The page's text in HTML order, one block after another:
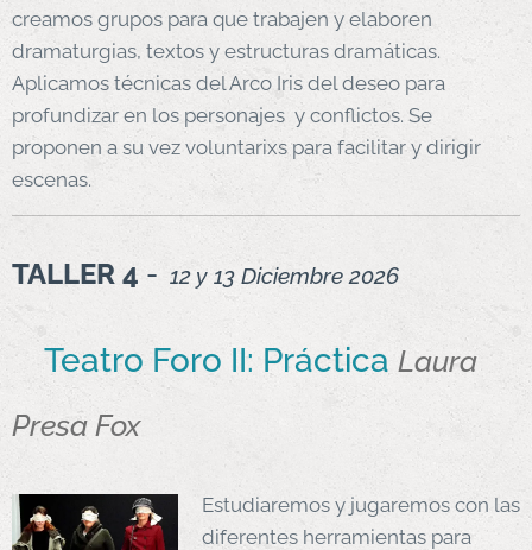
creamos grupos para que trabajen y elaboren
dramaturgias, textos y estructuras dramáticas.
Aplicamos técnicas del Arco Iris del deseo para
profundizar en los personajes y conflictos. Se
proponen a su vez voluntarixs para facilitar y dirigir
escenas.
TALLER 4 - 12 y 13 Diciembre 2026
Teatro Foro II: Práctica Laura
Presa Fox
Estudiaremos y jugaremos con las
diferentes herramientas para